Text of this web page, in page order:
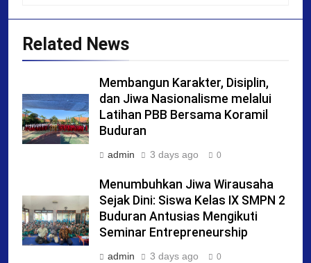
Related News
Membangun Karakter, Disiplin,
dan Jiwa Nasionalisme melalui
Latihan PBB Bersama Koramil
Buduran
admin 3 days ago 0
Menumbuhkan Jiwa Wirausaha
Sejak Dini: Siswa Kelas IX SMPN 2
Buduran Antusias Mengikuti
Seminar Entrepreneurship
admin 3 days ago 0